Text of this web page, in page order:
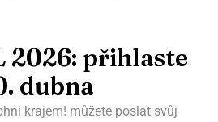
2026: přihlaste
dubna
krajem! můžete poslat svůj